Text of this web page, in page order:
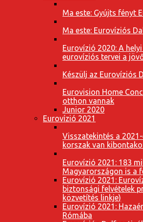
Ma este: Gyújts fényt
Ma este: Eurovíziós
Eurovízió 2020: A
eurovíziós tervei a
Készülj az Eurovíziós
Eurovision Home
otthon vannak
Junior 2020
Eurovízió 2021
Visszatekintés a
korszak van
Eurovízió 2021: 183
Magyarországon is a
Eurovízió 2021:
biztonsági felvételek
közvetítés linkje)
Eurovízió 2021:
Rómába